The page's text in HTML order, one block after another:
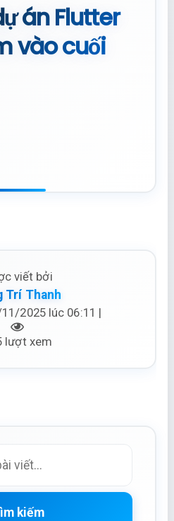
án Flutter
vào cuối
viết bởi
Trí Thanh
2025 lúc 06:11 |
lượt xem
kiếm